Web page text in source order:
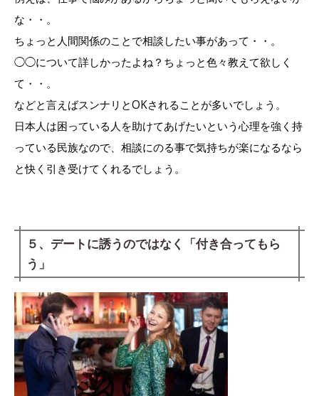
な・・。
ちょっと人間関係のことで相談したい事があって・・。
◯◯について詳しかったよね？ちょっと色々教えて欲しく
て・・。
などと言えばスンナリとOKされることが多いでしょう。
日本人は困っている人を助けてあげたいという心理を強く持
っている民族なので、相談にのる事で気持ちが楽になるなら
と快く引き受けてくれるでしょう。
５、デートに誘うのではなく「付き合ってもら
う」